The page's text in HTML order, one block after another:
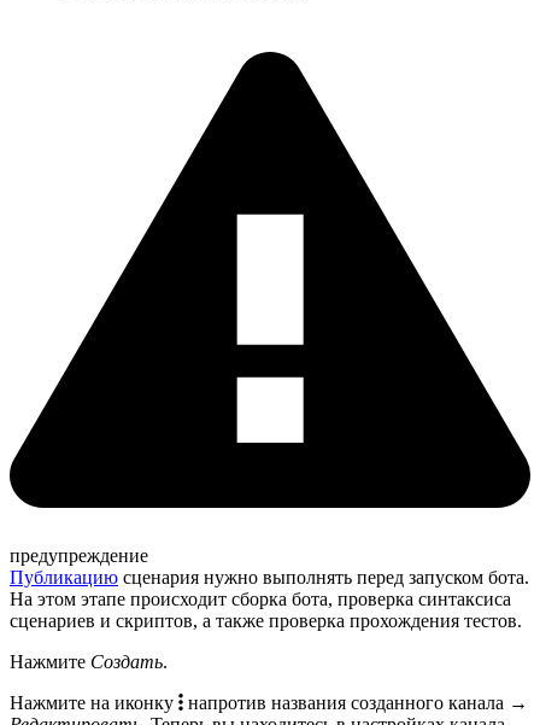
предупреждение
Публикацию сценария нужно выполнять перед запуском бота.
На этом этапе происходит сборка бота, проверка синтаксиса
сценариев и скриптов, а также проверка прохождения тестов.
Нажмите Создать.
Нажмите на иконку
напротив названия созданного канала →